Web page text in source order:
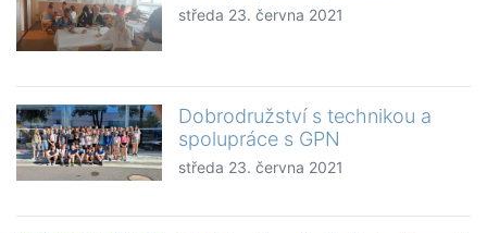
středa 23. června 2021
Dobrodružství s technikou a
spolupráce s GPN
středa 23. června 2021